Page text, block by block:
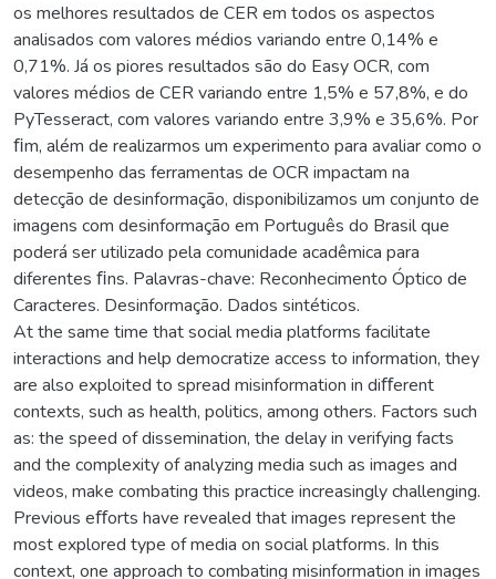
os melhores resultados de CER em todos os aspectos
analisados com valores médios variando entre 0,14% e
0,71%. Já os piores resultados são do Easy OCR, com
valores médios de CER variando entre 1,5% e 57,8%, e do
PyTesseract, com valores variando entre 3,9% e 35,6%. Por
ﬁm, além de realizarmos um experimento para avaliar como o
desempenho das ferramentas de OCR impactam na
detecção de desinformação, disponibilizamos um conjunto de
imagens com desinformação em Português do Brasil que
poderá ser utilizado pela comunidade acadêmica para
diferentes ﬁns. Palavras-chave: Reconhecimento Óptico de
Caracteres. Desinformação. Dados sintéticos.
At the same time that social media platforms facilitate
interactions and help democratize access to information, they
are also exploited to spread misinformation in diﬀerent
contexts, such as health, politics, among others. Factors such
as: the speed of dissemination, the delay in verifying facts
and the complexity of analyzing media such as images and
videos, make combating this practice increasingly challenging.
Previous eﬀorts have revealed that images represent the
most explored type of media on social platforms. In this
context, one approach to combating misinformation in images